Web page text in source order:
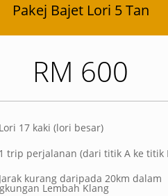
Pakej Bajet Lori 5 Tan
RM 600
Lori 17 kaki (lori besar)
1 trip perjalanan (dari titik A ke titik
kurang daripada 20km dalam
Lembah Klang